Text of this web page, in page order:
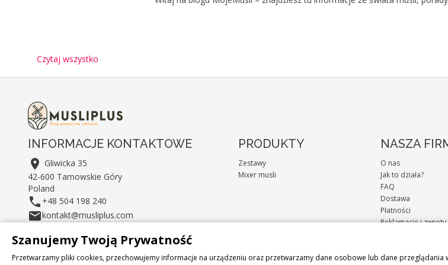
Czytaj wszystko
PRODUKTY
Zestawy
Mixer musli
NASZA
O nas
Jak to działa?
FAQ
Dostawa
Płatności
Reklamacje i zwroty
Polityka Prywatności
INFORMACJE KONTAKTOWE
 Gliwicka 35
42-600 Tarnowskie Góry
Poland
+48 504 198 240
kontakt@musliplus.com
Szanujemy Twoją Prywatność
Przetwarzamy pliki cookies, przechowujemy informacje na urządzeniu oraz przetwarzamy dane osobowe lub dane przeglądania